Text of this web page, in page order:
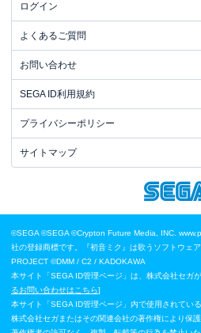
ログイン
よくあるご質問
お問い合わせ
SEGA ID利用規約
プライバシーポリシー
サイトマップ
©SEGA ©SEGA ©Crypton Future Media, INC.
社の登録商標です。『初音ミク』は歌うソフトウェア
PROJECT ©DMM / C2 / KADOKAWA
本サイト「SEGA ID管理ページ」は、株式会社セガ
るお問い合わせはこちら]
本サイト「SEGA ID管理ページ」内で使用されてい
株式会社セガまたはその関連会社の著作権により保護